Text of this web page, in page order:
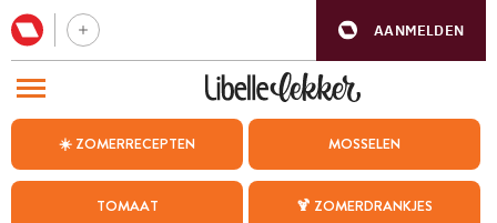
AANMELDEN
☀️ ZOMERRECEPTEN MOSSELEN
TOMAAT 🍹 ZOMERDRANKJES
BEZOEK ONZE ANDERE WEBSITES